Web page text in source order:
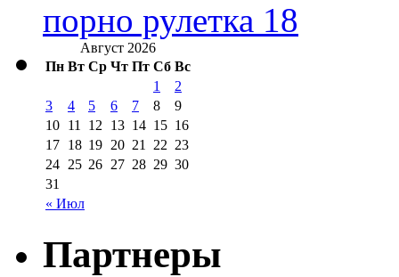
порно рулетка 18
Август 2026
Пн Вт Ср Чт Пт Сб Вс
« Июл
1
2
3
4 5 6 7 8
9
10 11 12 13 14 15 16
17 18 19 20 21 22 23
24 25 26 27 28 29 30
31
Партнеры